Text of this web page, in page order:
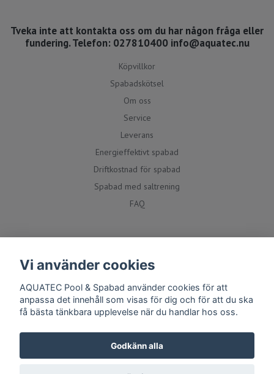
Tveka inte att kontakta oss om du har någon fråga eller
fundering. Telefon: 027810400 info@aquatec.nu
Köpvillkor
Spabadskötsel
Om oss
Service
Leverans
Energieffektivt spabad
Driftkostnad för spabad
Spabad med saltrening
FAQ
Social media
Vi använder cookies
AQUATEC Pool & Spabad använder cookies för att
anpassa det innehåll som visas för dig och för att du ska
få bästa tänkbara upplevelse när du handlar hos oss.
Godkänn alla